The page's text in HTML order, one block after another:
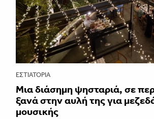
ΕΣΤΙΑΤΌΡΙΑ
Μια διάσημη ψησταριά, σε
ξανά στην αυλή της για
μουσικής